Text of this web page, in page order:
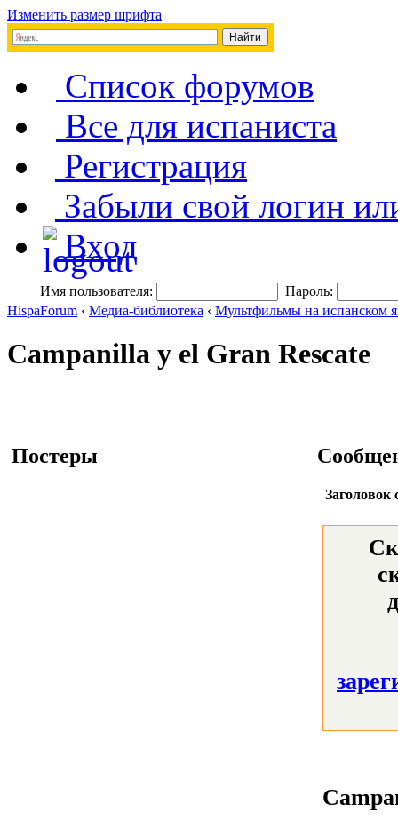
Изменить размер шрифта
Список форумов
Все для испаниста
Регистрация
Забыли свой логин
Вход
Имя пользователя:
Пароль:
HispaForum ‹ Медиа-библиотека ‹ Мультфильмы на испанском
Campanilla y el Gran Rescate
Постеры
Заголовок